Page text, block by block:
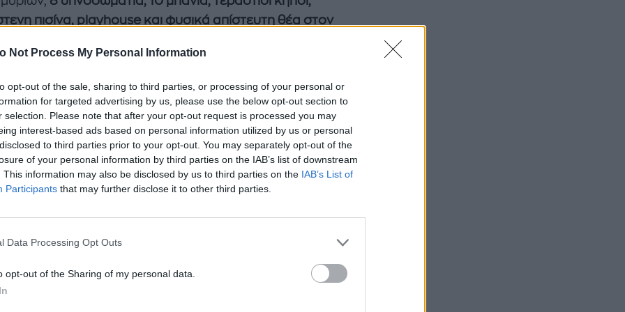
Not Process My Personal Information
opt-out of the sale, sharing to third parties, or processing of your personal or
for targeted advertising by us, please use the below opt-out section to
selection. Please note that after your opt-out request is processed you may
interest-based ads based on personal information utilized by us or personal
to third parties prior to your opt-out. You may separately opt-out of the
of your personal information by third parties on the IAB’s list of downstream
This information may also be disclosed by us to third parties on the IAB’s List of
Participants that may further disclose it to other third parties.
Data Processing Opt Outs
opt-out of the Sharing of my personal data.
πισίνα, playhouse και φυσικά απίστευτη θέα στον
ακόμα
έχει πατήσει τα 40! Το μοντέλο τα (ξανά)πέταξε για καλό